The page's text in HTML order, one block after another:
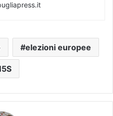
elezioni europee